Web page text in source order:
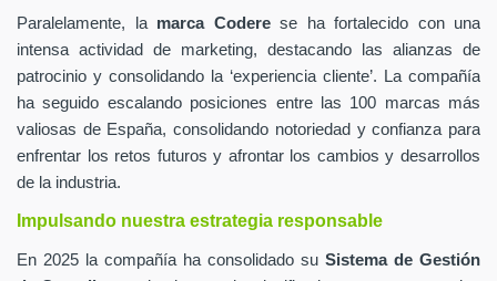
Paralelamente, la marca Coderese ha fortalecido con una
intensa actividad de marketing, destacando las alianzas de
patrocinio y consolidando la ‘experiencia cliente’. La compañía
ha seguido escalando posiciones entre las 100 marcas más
valiosas de España, consolidando notoriedad y confianza para
enfrentar los retos futuros y afrontar los cambios y desarrollos
de la industria.
Impulsando nuestra estrategia responsable
En 2025 la compañía ha consolidado su Sistema de Gestión